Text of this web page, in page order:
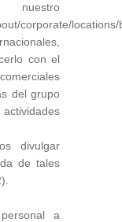
corporate/
con el
del grupo
divulgar
de tales
a